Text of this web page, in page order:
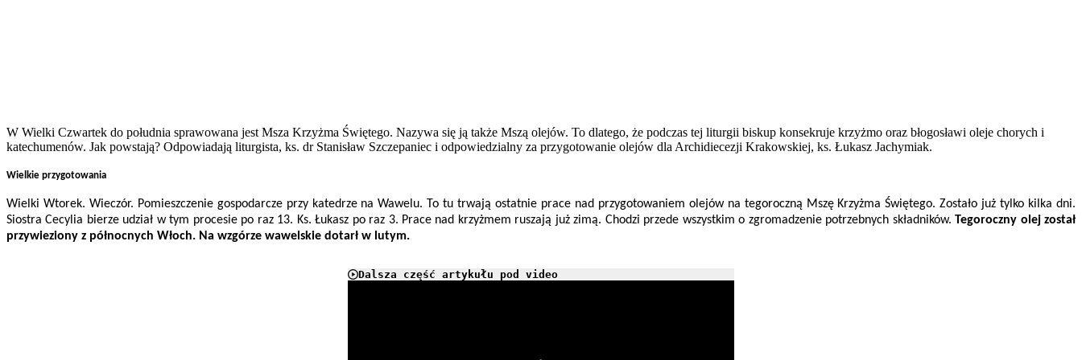
W Wielki Czwartek do południa sprawowana jest Msza Krzyżma Świętego. Nazywa się ją także Mszą olejów. To dlatego, że podczas tej liturgii biskup konsekruje krzyżmo oraz błogosławi oleje chorych i
katechumenów. Jak powstają? Odpowiadają liturgista, ks. dr Stanisław Szczepaniec i odpowiedzialny za przygotowanie olejów dla Archidiecezji Krakowskiej, ks. Łukasz Jachymiak.
Wielkie przygotowania
Wielki Wtorek. Wieczór. Pomieszczenie gospodarcze przy katedrze na Wawelu. To tu trwają ostatnie prace nad przygotowaniem olejów na tegoroczną Mszę Krzyżma Świętego. Zostało już tylko kilka dni.
Siostra Cecylia bierze udział w tym procesie po raz 13. Ks. Łukasz po raz 3. Prace nad krzyżmem ruszają już zimą. Chodzi przede wszystkim o zgromadzenie potrzebnych składników.Tegoroczny olej został
przywieziony z północnych Włoch. Na wzgórze wawelskie dotarł w lutym.
Dalsza część artykułu pod video